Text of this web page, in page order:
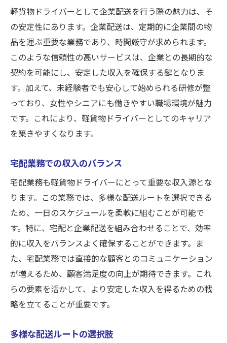
軽貨物ドライバーとして企業配送を行う際の魅力は、そ
の安定性にあります。企業配送は、定期的に企業間の物
品を運ぶ重要な業務であり、時間厳守が求められます。
このような信頼性の高いサービスは、企業との長期的な
契約を可能にし、安定した収入を確保する鍵となりま
す。加えて、未経験者でも安心して始められる研修が整
っており、女性やシニアにも働きやすい職場環境が魅力
です。これにより、軽貨物ドライバーとしてのキャリア
を築きやすくなります。
宅配業務での収入のバランス
宅配業務も軽貨物ドライバーにとって重要な収入源とな
ります。この業務では、多様な配送ルートを選択できる
ため、一日のスケジュールを柔軟に組むことが可能で
す。特に、宅配と企業配送を組み合わせることで、効率
的に収入をバランスよく確保することができます。ま
た、宅配業務では直接的な顧客とのコミュニケーション
が増えるため、顧客満足度の向上が期待できます。これ
らの要素を活かして、より安定した収入を得るための戦
略を立てることが重要です。
多様な配送ルートの選択肢